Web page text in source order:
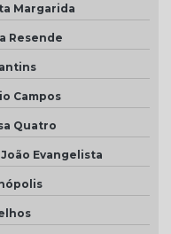
Margarida
Resende
Campos
Quatro
João Evangelista